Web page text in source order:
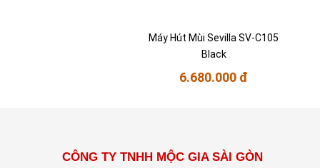
Máy Hút Mùi Sevilla SV-C105
Black
6.680.000 đ
CÔNG TY TNHH MỘC GIA SÀI GÒN